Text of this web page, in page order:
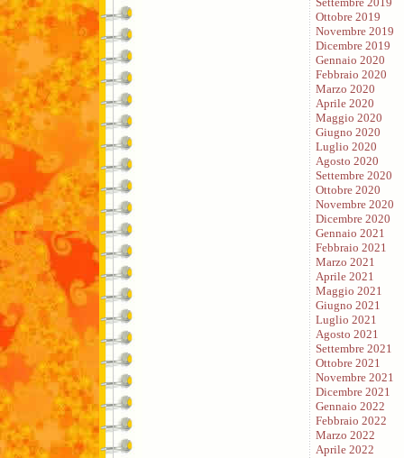
Ottobre 2019
Novembre 2019
Dicembre 2019
Gennaio 2020
Febbraio 2020
Marzo 2020
Aprile 2020
Maggio 2020
Giugno 2020
Luglio 2020
Agosto 2020
Settembre 2020
Ottobre 2020
Novembre 2020
Dicembre 2020
Gennaio 2021
Febbraio 2021
Marzo 2021
Aprile 2021
Maggio 2021
Giugno 2021
Luglio 2021
Agosto 2021
Settembre 2021
Ottobre 2021
Novembre 2021
Dicembre 2021
Gennaio 2022
Febbraio 2022
Marzo 2022
Aprile 2022